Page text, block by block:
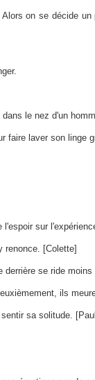
on se décide
le nez d'un
faire laver son linge
l'espoir sur
[Colette]
se ride moins
ils
sa solitude.